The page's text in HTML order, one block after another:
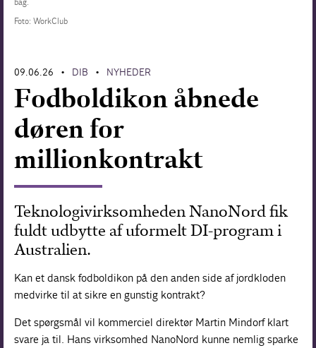
Forskning
Foto: WorkClub
09.06.26 • DIB • NYHEDER
Fodboldikon åbnede
døren for
millionkontrakt
Teknologivirksomheden NanoNord fik
fuldt udbytte af uformelt DI-program i
Australien.
Kan et dansk fodboldikon på den anden side af jordkloden
medvirke til at sikre en gunstig kontrakt?
Det spørgsmål vil kommerciel direktør Martin Mindorf klart
svare ja til. Hans virksomhed NanoNord kunne nemlig sparke